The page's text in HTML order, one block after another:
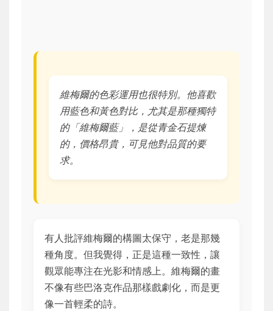
維梅爾的色彩運用也很特別。他喜歡
用藍色和黃色對比，尤其是那種獨特
的「維梅爾藍」，是從青金石提煉
的，價格昂貴，可見他對品質的要
求。
有人批評維梅爾的構圖太保守，老是那幾
種角度。但我覺得，正是這種一致性，讓
觀眾能專注在光影和情感上。維梅爾的畫
不像有些巴洛克作品那樣戲劇化，而是更
像一首輕柔的詩。